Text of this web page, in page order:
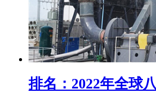
排名：2022年全球